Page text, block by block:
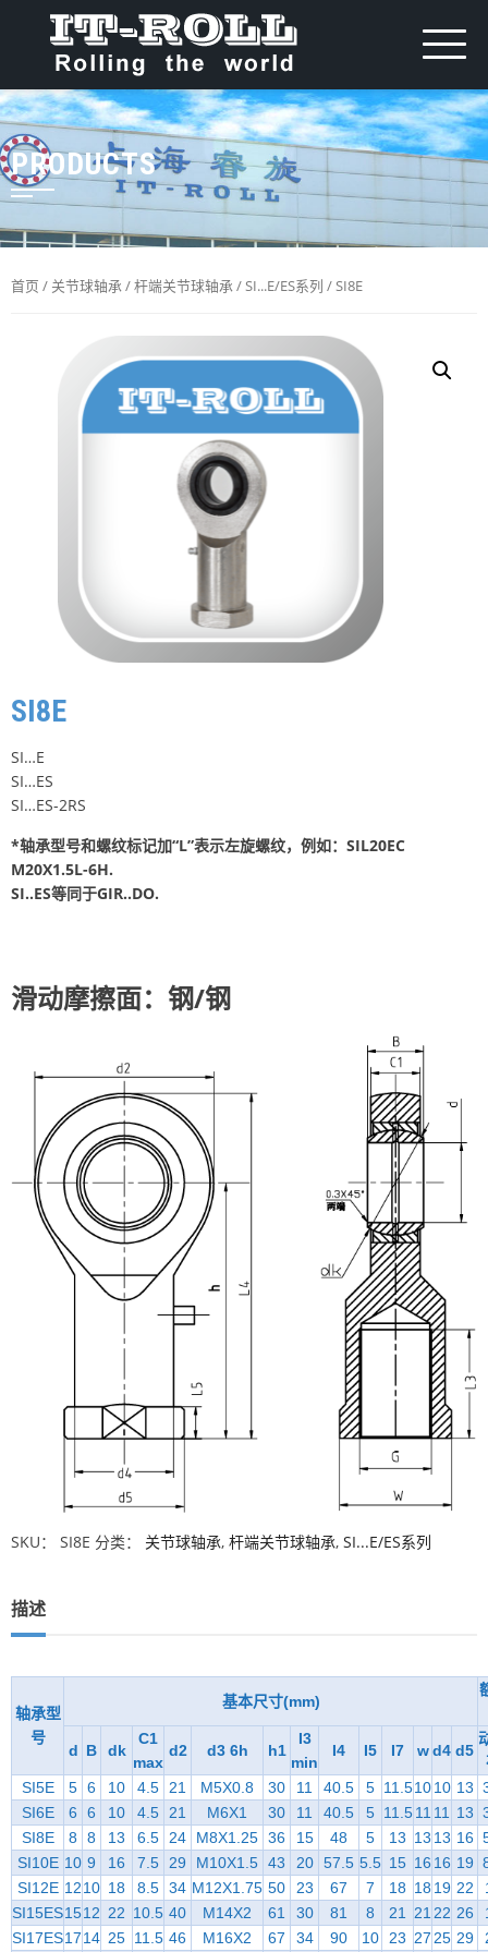
PRODUCTS
首页 / 关节球轴承/杆端关节球轴承/SI...E/ES系列 / SI8E
SI8E
SI…E
SI…ES
SI…ES-2RS
*轴承型号和螺纹标记加“L”表示左旋螺纹，例如：SIL20EC
M20X1.5L-6H.
SI..ES等同于GIR..DO.
滑动摩擦面：钢/钢
SKU： SI8E 分类： 关节球轴承, 杆端关节球轴承, SI...E/ES系列
描述
轴承型
号
基本尺寸(mm)
d B dk
C1
max
d2 d3 6h h1
I3
min
I4 I5 I7 w d4 d5
SI5E
5 6 10 4.5 21 M5X0.8 30 11 40.5 5 11.51010 13
SI6E
6 6 10 4.5 21 M6X1 30 11 40.5 5 11.5 11 11 13
SI8E
8 8 13 6.5 24 M8X1.25 36 15 48 5 13 13 13 16
SI10E 10 9 16 7.5 29 M10X1.5 43 20 57.5 5.5 15 16 16 19
SI12E 1210 18 8.5 34 M12X1.75 50 23 67 7 18 18 19 22
SI15ES1512 22 10.5 40 M14X2 61 30 81 8 21 2122 26
SI17ES1714 25 11.5 46 M16X2 67 34 90 10 23 2725 29